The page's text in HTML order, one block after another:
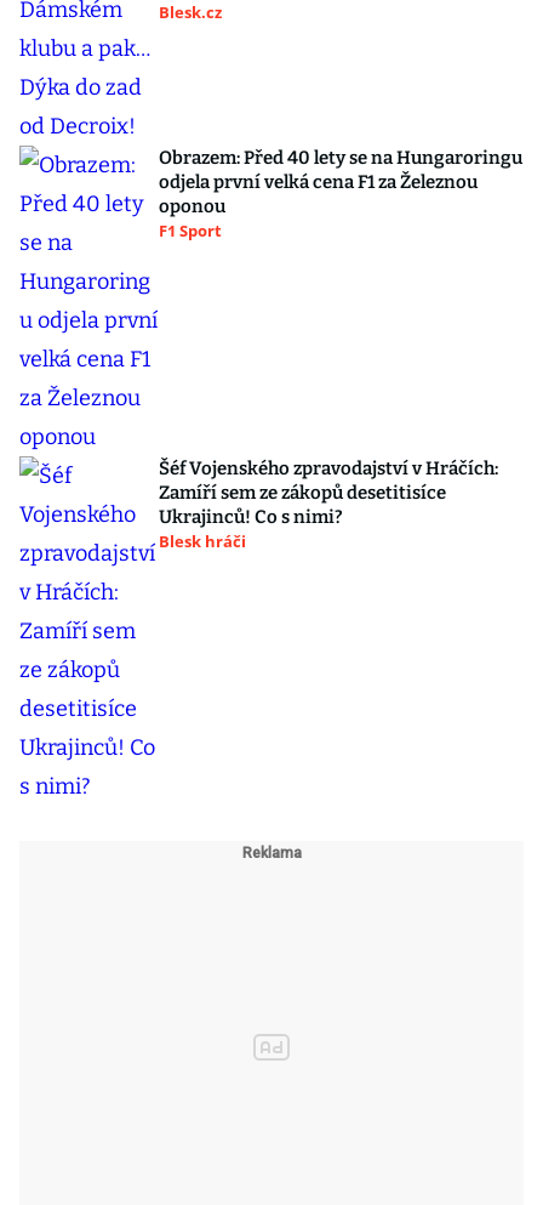
Blesk.cz
Obrazem: Před 40 lety se na Hungaroringu
odjela první velká cena F1 za Železnou
oponou
F1 Sport
Šéf Vojenského zpravodajství v Hráčích:
Zamíří sem ze zákopů desetitisíce
Ukrajinců! Co s nimi?
Blesk hráči